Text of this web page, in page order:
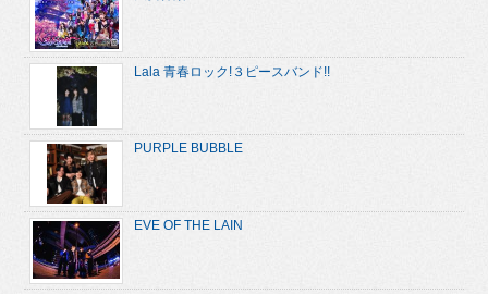
Lala 青春ロック!３ピースバンド!!
PURPLE BUBBLE
EVE OF THE LAIN